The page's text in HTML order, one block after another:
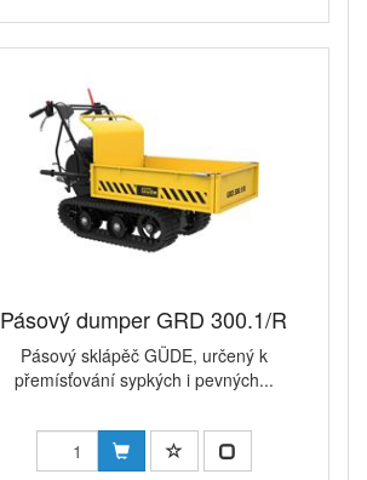
Pásový dumper GRD 300.1/R
Pásový sklápěč GÜDE, určený k
přemísťování sypkých i pevných...